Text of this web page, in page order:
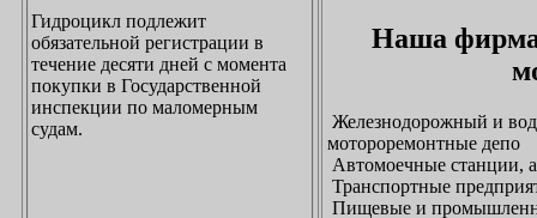
Гидроцикл подлежит
обязательной регистрации в
течение десяти дней с момента
покупки в Государственной
инспекции по маломерным
судам.
Наша фирма
Железнодорожный и
мотороремонтные депо
Автомоечные станции,
Транспортные
Пищевые и